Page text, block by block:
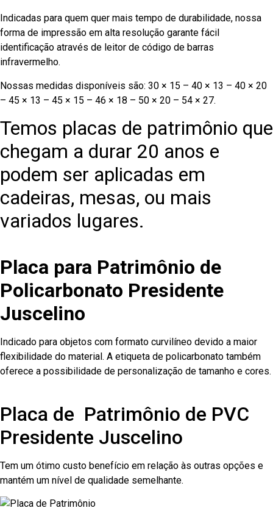
Indicadas para quem quer mais tempo de durabilidade, nossa
forma de impressão em alta resolução garante fácil
identificação através de leitor de código de barras
infravermelho.
Nossas medidas disponíveis são: 30 × 15 – 40 × 13 – 40 × 20
– 45 × 13 – 45 × 15 – 46 × 18 – 50 × 20 – 54 × 27.
Temos placas de patrimônio que
chegam a durar 20 anos e
podem ser aplicadas em
cadeiras, mesas, ou mais
variados lugares.
Placa para Patrimônio de
Policarbonato Presidente
Juscelino
Indicado para objetos com formato curvilíneo devido a maior
flexibilidade do material. A etiqueta de policarbonato também
oferece a possibilidade de personalização de tamanho e cores.
Placa de Patrimônio de PVC
Presidente Juscelino
Tem um ótimo custo benefício em relação às outras opções e
mantém um nível de qualidade semelhante.